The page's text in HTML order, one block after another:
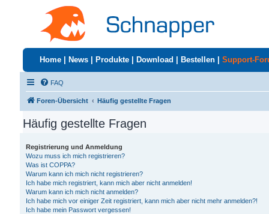
Home News Produkte Download Bestellen Support-
FAQ
Foren-Übersicht Häufig gestellte Fragen
Häufig gestellte Fragen
Registrierung und Anmeldung
Wozu muss ich mich registrieren?
Was ist COPPA?
Warum kann ich mich nicht registrieren?
Ich habe mich registriert, kann mich aber nicht anmelden!
Warum kann ich mich nicht anmelden?
Ich habe mich vor einiger Zeit registriert, kann mich aber nicht mehr anmelden?!
Ich habe mein Passwort vergessen!